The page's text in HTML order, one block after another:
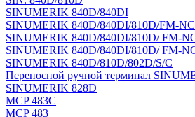
SINUMERIK 840D/840DI
SINUMERIK 840D/840DI/810D/FM-NC
SINUMERIK 840D/840DI/810D/ FM-
SINUMERIK 840D/840DI/810D/ FM-
SINUMERIK 840D/810D/802D/S/C
Переносной ручной терминал
SINUMERIK 828D
MCP 483C
MCP 483